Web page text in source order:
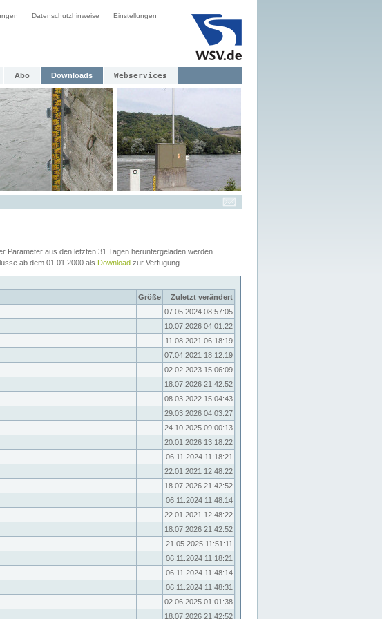
Datenschutzhinweise Einstellungen
Abo Downloads Webservices
aus den letzten 31 Tagen heruntergeladen werden.
ab dem 01.01.2000 als Download zur Verfügung.
Größe
Zuletzt verändert
07.05.2024 08:57:05
10.07.2026 04:01:22
11.08.2021 06:18:19
07.04.2021 18:12:19
02.02.2023 15:06:09
18.07.2026 21:42:52
08.03.2022 15:04:43
29.03.2026 04:03:27
24.10.2025 09:00:13
20.01.2026 13:18:22
06.11.2024 11:18:21
22.01.2021 12:48:22
18.07.2026 21:42:52
06.11.2024 11:48:14
22.01.2021 12:48:22
18.07.2026 21:42:52
21.05.2025 11:51:11
06.11.2024 11:18:21
06.11.2024 11:48:14
06.11.2024 11:48:31
02.06.2025 01:01:38
18.07.2026 21:42:52